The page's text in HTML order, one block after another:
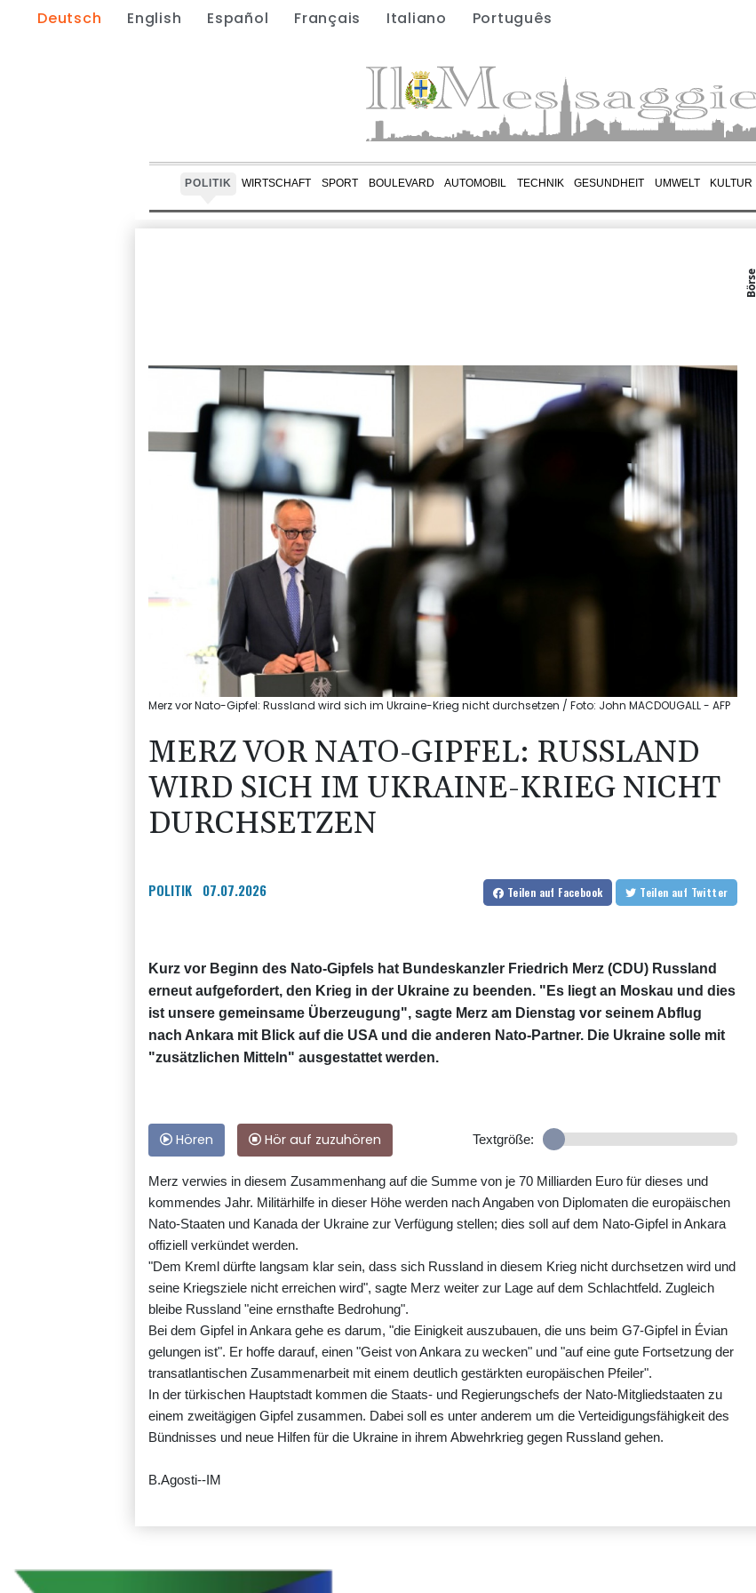
Deutsch English Español Français Italiano Português
POLITIK WIRTSCHAFT SPORT BOULEVARD AUTOMOBIL TECHNIK GESUNDHEIT UMWELT KULTUR
Börse
Merz vor Nato-Gipfel: Russland wird sich im Ukraine-Krieg nicht durchsetzen / Foto: John MACDOUGALL - AFP
MERZ VOR NATO-GIPFEL: RUSSLAND
WIRD SICH IM UKRAINE-KRIEG NICHT
DURCHSETZEN
POLITIK 07.07.2026 Teilen auf Facebook Teilen auf Twitter
Kurz vor Beginn des Nato-Gipfels hat Bundeskanzler Friedrich Merz (CDU) Russland
erneut aufgefordert, den Krieg in der Ukraine zu beenden. "Es liegt an Moskau und dies
ist unsere gemeinsame Überzeugung", sagte Merz am Dienstag vor seinem Abflug
nach Ankara mit Blick auf die USA und die anderen Nato-Partner. Die Ukraine solle mit
"zusätzlichen Mitteln" ausgestattet werden.
Hören Hör auf zuzuhören Textgröße:
Merz verwies in diesem Zusammenhang auf die Summe von je 70 Milliarden Euro für dieses und
kommendes Jahr. Militärhilfe in dieser Höhe werden nach Angaben von Diplomaten die europäischen
Nato-Staaten und Kanada der Ukraine zur Verfügung stellen; dies soll auf dem Nato-Gipfel in Ankara
offiziell verkündet werden.
"Dem Kreml dürfte langsam klar sein, dass sich Russland in diesem Krieg nicht durchsetzen wird und
seine Kriegsziele nicht erreichen wird", sagte Merz weiter zur Lage auf dem Schlachtfeld. Zugleich
bleibe Russland "eine ernsthafte Bedrohung".
Bei dem Gipfel in Ankara gehe es darum, "die Einigkeit auszubauen, die uns beim G7-Gipfel in Évian
gelungen ist". Er hoffe darauf, einen "Geist von Ankara zu wecken" und "auf eine gute Fortsetzung der
transatlantischen Zusammenarbeit mit einem deutlich gestärkten europäischen Pfeiler".
In der türkischen Hauptstadt kommen die Staats- und Regierungschefs der Nato-Mitgliedstaaten zu
einem zweitägigen Gipfel zusammen. Dabei soll es unter anderem um die Verteidigungsfähigkeit des
Bündnisses und neue Hilfen für die Ukraine in ihrem Abwehrkrieg gegen Russland gehen.
B.Agosti--IM